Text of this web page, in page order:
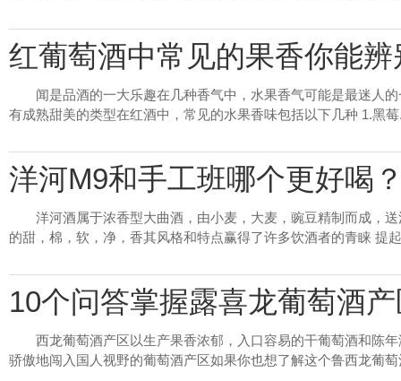
红葡萄酒中常见的果香你能
闻是品酒的一大乐趣在几种香气中，水果香气可能是最迷人
有成熟甜美的类型在红酒中，常见的水果香味包括以下几种 1.黑
洋河M9和手工班哪个更好喝
洋河酒属于浓香型大曲酒，由小麦，大麦，豌豆精制而成，
的甜，棉，软，净，香其风格和特点赢得了许多饮酒者的青睐 提
10个问答掌握露喜龙葡萄酒
西龙葡萄酒产区以生产果香浓郁，入口容易的干葡萄酒和陈
骄傲地闯入国人视野的葡萄酒产区如果你也想了解这个鲁西龙葡